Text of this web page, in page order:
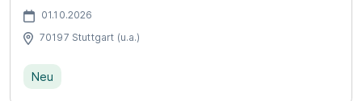
01.10.2026
70197 Stuttgart (u.a.)
Neu